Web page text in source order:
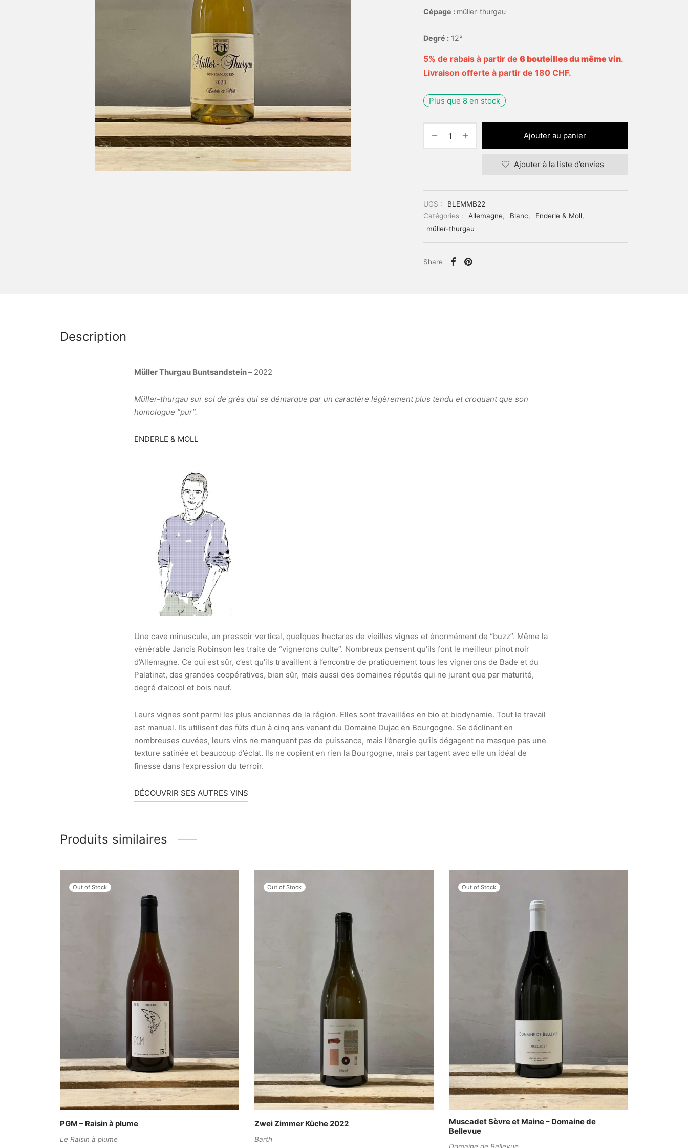
Cépage : müller-thurgau
Degré : 12°
5% de rabais à partir de 6 bouteilles du même vin.
Livraison offerte à partir de 180 CHF.
Plus que 8 en stock
Ajouter au panier
Ajouter à la liste d’envies
UGS :
BLEMMB22
Catégories :
Allemagne, Blanc, Enderle & Moll,
müller-thurgau
Share
Description
Müller Thurgau Buntsandstein – 2022
Müller-thurgau sur sol de grès qui se démarque par un caractère légèrement plus tendu et croquant que son
homologue “pur”.
ENDERLE & MOLL
Une cave minuscule, un pressoir vertical, quelques hectares de vieilles vignes et énormément de “buzz”. Même la
vénérable Jancis Robinson les traite de “vignerons culte”. Nombreux pensent qu’ils font le meilleur pinot noir
d’Allemagne. Ce qui est sûr, c’est qu’ils travaillent à l’encontre de pratiquement tous les vignerons de Bade et du
Palatinat, des grandes coopératives, bien sûr, mais aussi des domaines réputés qui ne jurent que par maturité,
degré d’alcool et bois neuf.
Leurs vignes sont parmi les plus anciennes de la région. Elles sont travaillées en bio et biodynamie. Tout le travail
est manuel. Ils utilisent des füts d’un à cinq ans venant du Domaine Dujac en Bourgogne. Se déclinant en
nombreuses cuvées, leurs vins ne manquent pas de puissance, mais l’énergie qu’ils dégagent ne masque pas une
texture satinée et beaucoup d’éclat. Ils ne copient en rien la Bourgogne, mais partagent avec elle un idéal de
finesse dans l’expression du terroir.
DÉCOUVRIR SES AUTRES VINS
Produits similaires
Out of Stock
PGM – Raisin à plume
Le Raisin à plume
Out of Stock
Zwei Zimmer Küche 2022
Barth
Out of Stock
Muscadet Sèvre et Maine – Domaine de
Bellevue